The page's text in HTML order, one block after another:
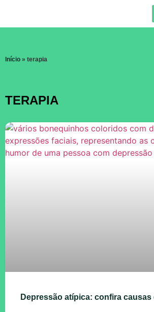
Início » terapia
TERAPIA
Depressão atípica: confira causas